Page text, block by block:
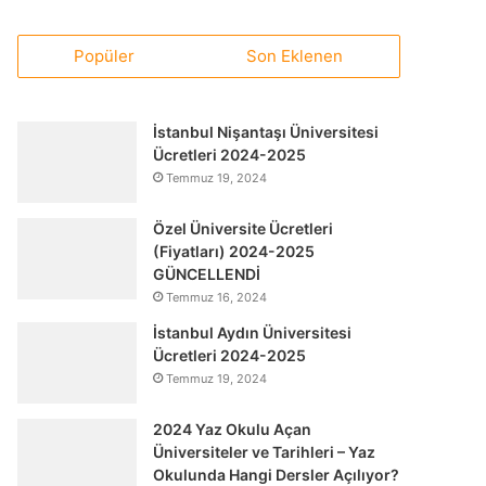
Popüler Son Eklenen
İstanbul Nişantaşı Üniversitesi
Ücretleri 2024-2025
Temmuz 19, 2024
Özel Üniversite Ücretleri
(Fiyatları) 2024-2025
GÜNCELLENDİ
Temmuz 16, 2024
İstanbul Aydın Üniversitesi
Ücretleri 2024-2025
Temmuz 19, 2024
2024 Yaz Okulu Açan
Üniversiteler ve Tarihleri – Yaz
Okulunda Hangi Dersler Açılıyor?